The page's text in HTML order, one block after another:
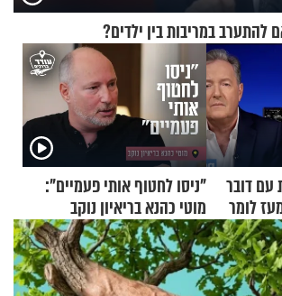
להתערב במריבות בין ילדים?
עם דובר
לומר
מלחמה?!"
"ניסו לחטוף אותי פעמיים":
מוטי כהנא בריאיון נוקב